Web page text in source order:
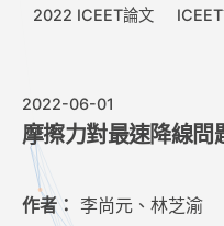
2022 ICEET論文
2022-06-01
摩擦力對最速降線問
作者： 李尚元、林芝渝